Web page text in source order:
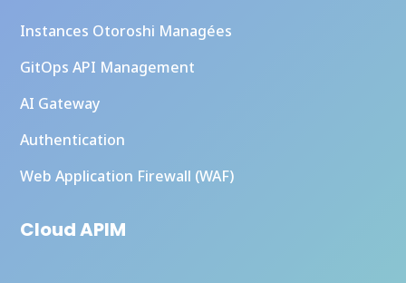
Instances Otoroshi Managées
GitOps API Management
AI Gateway
Authentication
Web Application Firewall (WAF)
Cloud APIM